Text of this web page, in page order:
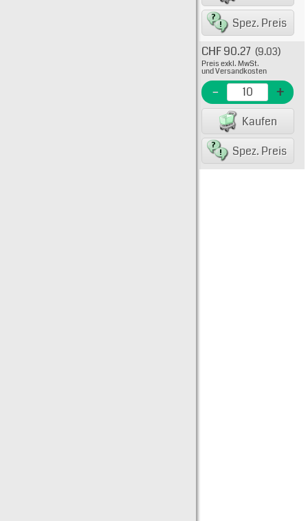
Spez. Preis
Typ:
EME
CHF 90.27 (9.03)
Preis exkl. MwSt.
und Versandkosten
- +
Kaufen
Spez. Preis